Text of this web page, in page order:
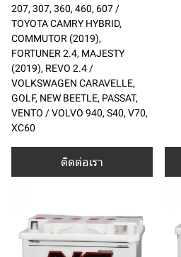
207, 307, 360, 460, 607 /
TOYOTA CAMRY HYBRID,
COMMUTOR (2019),
FORTUNER 2.4, MAJESTY
(2019), REVO 2.4 /
VOLKSWAGEN CARAVELLE,
GOLF, NEW BEETLE, PASSAT,
VENTO / VOLVO 940, S40, V70,
XC60
ติดต่อเรา